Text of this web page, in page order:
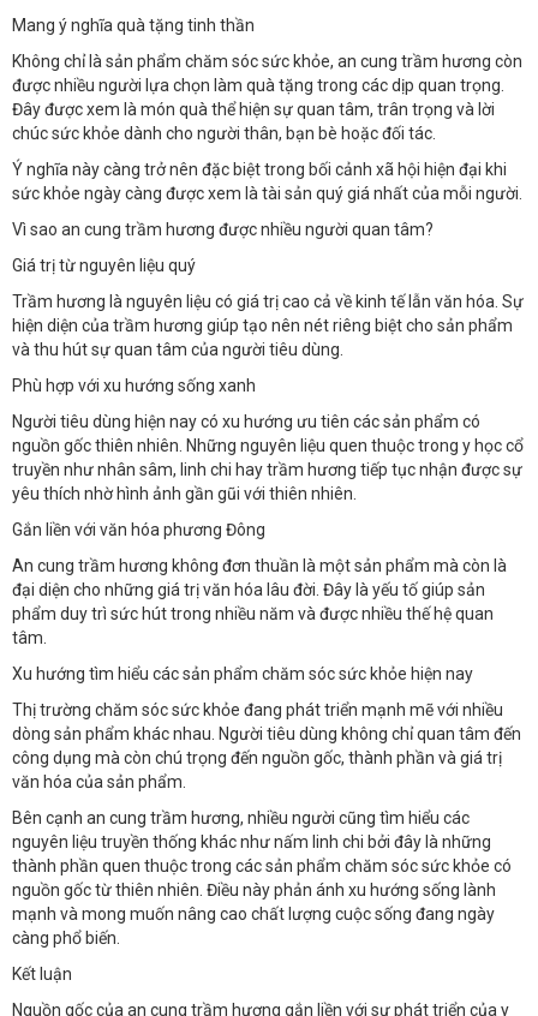
Mang ý nghĩa quà tặng tinh thần
Không chỉ là sản phẩm chăm sóc sức khỏe, an cung trầm hương còn
được nhiều người lựa chọn làm quà tặng trong các dịp quan trọng.
Đây được xem là món quà thể hiện sự quan tâm, trân trọng và lời
chúc sức khỏe dành cho người thân, bạn bè hoặc đối tác.
Ý nghĩa này càng trở nên đặc biệt trong bối cảnh xã hội hiện đại khi
sức khỏe ngày càng được xem là tài sản quý giá nhất của mỗi người.
Vì sao an cung trầm hương được nhiều người quan tâm?
Giá trị từ nguyên liệu quý
Trầm hương là nguyên liệu có giá trị cao cả về kinh tế lẫn văn hóa. Sự
hiện diện của trầm hương giúp tạo nên nét riêng biệt cho sản phẩm
và thu hút sự quan tâm của người tiêu dùng.
Phù hợp với xu hướng sống xanh
Người tiêu dùng hiện nay có xu hướng ưu tiên các sản phẩm có
nguồn gốc thiên nhiên. Những nguyên liệu quen thuộc trong y học cổ
truyền như nhân sâm, linh chi hay trầm hương tiếp tục nhận được sự
yêu thích nhờ hình ảnh gần gũi với thiên nhiên.
Gắn liền với văn hóa phương Đông
An cung trầm hương không đơn thuần là một sản phẩm mà còn là
đại diện cho những giá trị văn hóa lâu đời. Đây là yếu tố giúp sản
phẩm duy trì sức hút trong nhiều năm và được nhiều thế hệ quan
tâm.
Xu hướng tìm hiểu các sản phẩm chăm sóc sức khỏe hiện nay
Thị trường chăm sóc sức khỏe đang phát triển mạnh mẽ với nhiều
dòng sản phẩm khác nhau. Người tiêu dùng không chỉ quan tâm đến
công dụng mà còn chú trọng đến nguồn gốc, thành phần và giá trị
văn hóa của sản phẩm.
Bên cạnh an cung trầm hương, nhiều người cũng tìm hiểu các
nguyên liệu truyền thống khác như nấm linh chi bởi đây là những
thành phần quen thuộc trong các sản phẩm chăm sóc sức khỏe có
nguồn gốc từ thiên nhiên. Điều này phản ánh xu hướng sống lành
mạnh và mong muốn nâng cao chất lượng cuộc sống đang ngày
càng phổ biến.
Kết luận
Nguồn gốc của an cung trầm hương gắn liền với sự phát triển của y